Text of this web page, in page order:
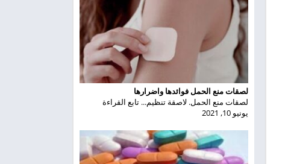
لصقات منع الحمل فوائدها واضرارها
لصقات منع الحمل. لاصقة تنظيم... تابع القراءة
يونيو 10, 2021